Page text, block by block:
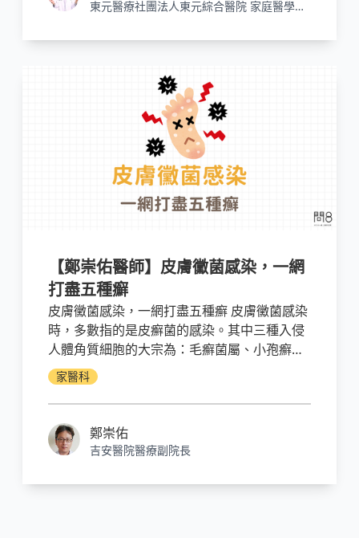
東元醫療社團法人東元綜合醫院 家庭醫學科
【鄭崇佑醫師】皮膚黴菌感染，一網
打盡五種癬
皮膚黴菌感染，一網打盡五種癬 皮膚黴菌感染
時，多數指的是皮癬菌的感染。其中三種入侵
人體角質細胞的大宗為：毛癬菌屬、小孢癬菌
屬和表皮癬菌屬。「癬」就是黴菌感染，癬菌
就是感染的病菌。根據人體不同部位引起的黴
菌感染，又可以分為體癬、足癬（即「香港
腳」）、股癬、頭癬和甲癬（即「灰指
甲」）。切記所有的黴菌感染都應注意清潔衛
家醫科
鄭崇佑
吉安醫院醫療副院長